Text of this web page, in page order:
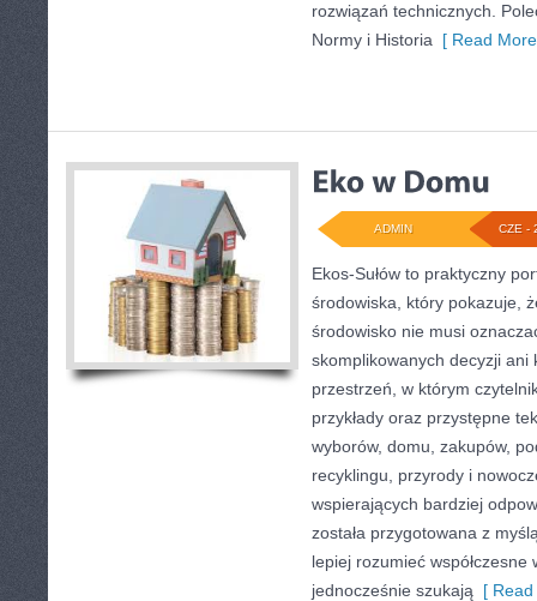
rozwiązań technicznych.
Normy i Historia [ Read
CZE -
ADMIN
Ekos-Sułów to praktyczny
środowiska, który pokazuje,
środowisko nie musi
skomplikowanych decyzji ani
przestrzeń, w którym
przykłady oraz przystępne
wyborów, domu, zakupów,
recyklingu, przyrody i
wspierających bardziej
została przygotowana z
lepiej rozumieć
jednocześnie szukają [